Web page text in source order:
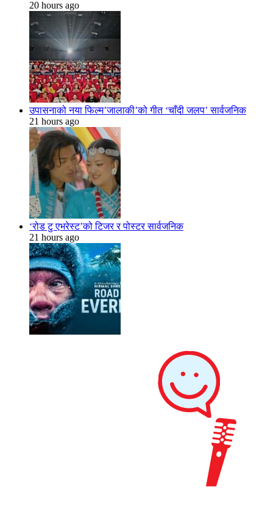
20 hours ago
उपासनाको नया फिल्म’जालाकी’को गीत ‘चाँदी जलप’ सार्वजनिक
21 hours ago
‘रोड टु एभरेस्ट’को टिजर र पोस्टर सार्वजनिक
21 hours ago